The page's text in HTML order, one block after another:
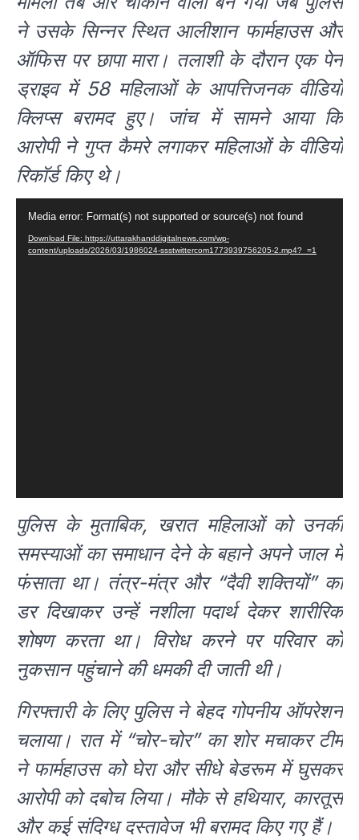
ने उसके सिन्नर स्थित आलीशान फार्महाउस और
ऑफिस पर छापा मारा। तलाशी के दौरान एक पेन
ड्राइव में 58 महिलाओं के आपत्तिजनक वीडियो
क्लिप्स बरामद हुए। जांच में सामने आया कि
आरोपी ने गुप्त कैमरे लगाकर महिलाओं के वीडियो
रिकॉर्ड किए थे।
Media error: Format(s) not supported or source(s) not found
Download File: https://uttarakhanddigitalnews.com/wp-
content/uploads/2026/03/1986024-ssstwittercom1773939756205-2.mp4?_=1
पुलिस के मुताबिक, खरात महिलाओं को उनकी
समस्याओं का समाधान देने के बहाने अपने जाल में
फंसाता था। तंत्र-मंत्र और “दैवी शक्तियों” का
डर दिखाकर उन्हें नशीला पदार्थ देकर शारीरिक
शोषण करता था। विरोध करने पर परिवार को
नुकसान पहुंचाने की धमकी दी जाती थी।
गिरफ्तारी के लिए पुलिस ने बेहद गोपनीय ऑपरेशन
चलाया। रात में “चोर-चोर” का शोर मचाकर टीम
ने फार्महाउस को घेरा और सीधे बेडरूम में घुसकर
आरोपी को दबोच लिया। मौके से हथियार, कारतूस
और कई संदिग्ध दस्तावेज भी बरामद किए गए हैं।